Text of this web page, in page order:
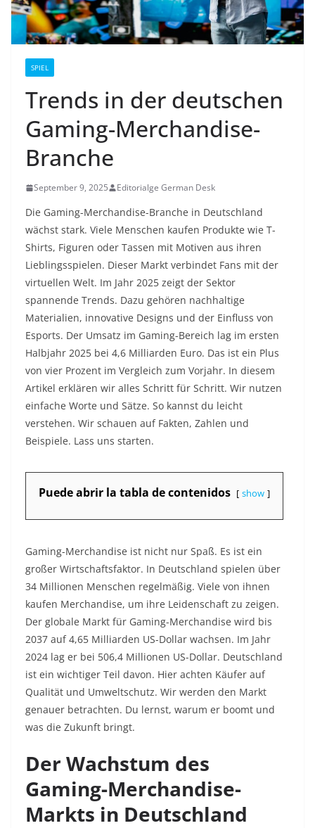
SPIEL
Trends in der deutschen
Gaming-Merchandise-
Branche
September 9, 2025 Editorialge German Desk
Die Gaming-Merchandise-Branche in Deutschland
wächst stark. Viele Menschen kaufen Produkte wie T-
Shirts, Figuren oder Tassen mit Motiven aus ihren
Lieblingsspielen. Dieser Markt verbindet Fans mit der
virtuellen Welt. Im Jahr 2025 zeigt der Sektor
spannende Trends. Dazu gehören nachhaltige
Materialien, innovative Designs und der Einfluss von
Esports. Der Umsatz im Gaming-Bereich lag im ersten
Halbjahr 2025 bei 4,6 Milliarden Euro. Das ist ein Plus
von vier Prozent im Vergleich zum Vorjahr. In diesem
Artikel erklären wir alles Schritt für Schritt. Wir nutzen
einfache Worte und Sätze. So kannst du leicht
verstehen. Wir schauen auf Fakten, Zahlen und
Beispiele. Lass uns starten.
Puede abrir la tabla de contenidos show
Gaming-Merchandise ist nicht nur Spaß. Es ist ein
großer Wirtschaftsfaktor. In Deutschland spielen über
34 Millionen Menschen regelmäßig. Viele von ihnen
kaufen Merchandise, um ihre Leidenschaft zu zeigen.
Der globale Markt für Gaming-Merchandise wird bis
2037 auf 4,65 Milliarden US-Dollar wachsen. Im Jahr
2024 lag er bei 506,4 Millionen US-Dollar. Deutschland
ist ein wichtiger Teil davon. Hier achten Käufer auf
Qualität und Umweltschutz. Wir werden den Markt
genauer betrachten. Du lernst, warum er boomt und
was die Zukunft bringt.
Der Wachstum des
Gaming-Merchandise-
Markts in Deutschland